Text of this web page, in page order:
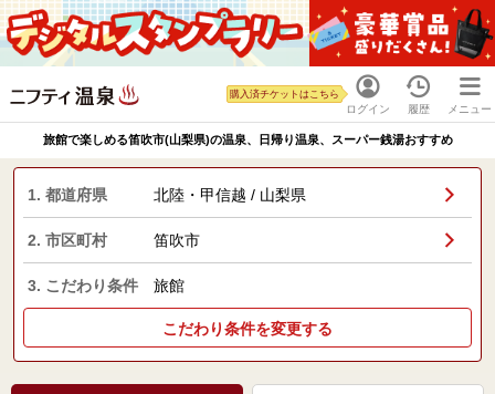
ログイン
購入済チケットはこちら
履歴 メニュー
旅館で楽しめる笛吹市(山梨県)の温泉、日帰り温泉、スーパー銭湯おすすめ
1. 都道府県 北陸・甲信越 / 山梨県
2. 市区町村 笛吹市
3. こだわり条件 旅館
こだわり条件を変更する